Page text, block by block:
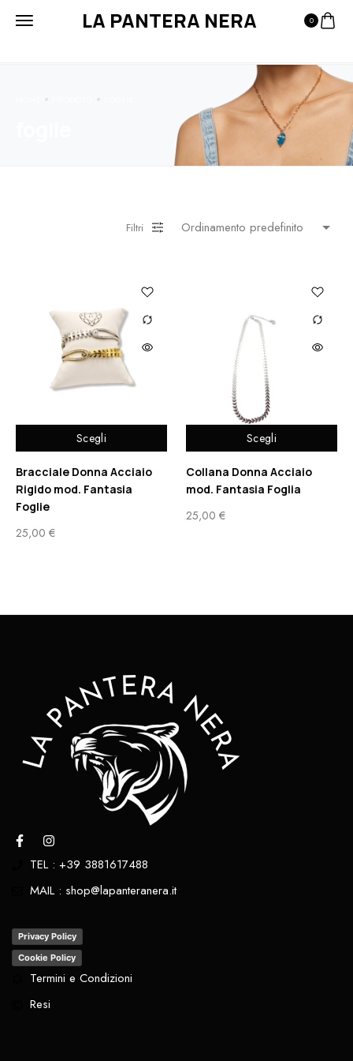
LA PANTERA NERA 0
Filtri
Scegli
Bracciale Donna Acciaio
Rigido mod. Fantasia
Foglie
25,00 €
Scegli
Collana Donna Acciaio
mod. Fantasia Foglia
25,00 €
TEL : +39 3881617488
MAIL : shop@lapanteranera.it
Privacy Policy
Cookie Policy
Termini e Condizioni
Resi